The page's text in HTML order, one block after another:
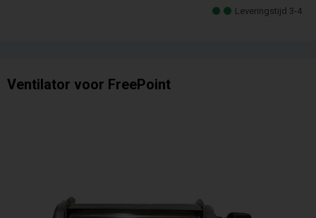
Leveringstijd 3-4
Ventilator voor FreePoint